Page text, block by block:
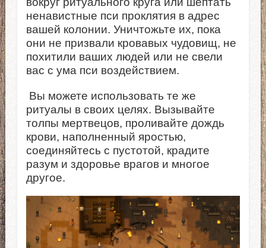
ненавистные пси проклятия в адрес
вашей колонии. Уничтожьте их, пока
они не призвали кровавых чудовищ, не
похитили ваших людей или не свели
вас с ума пси воздействием.
Вы можете использовать те же
ритуалы в своих целях. Вызывайте
толпы мертвецов, проливайте дождь
крови, наполненный яростью,
соединяйтесь с пустотой, крадите
разум и здоровье врагов и многое
другое.